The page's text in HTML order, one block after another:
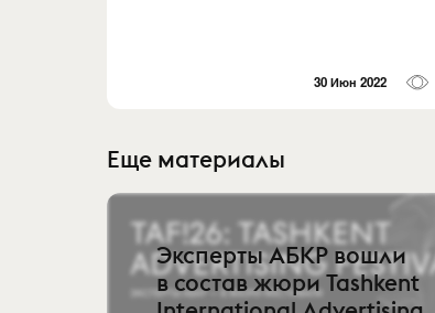
30 Июн 2022
Еще материалы
Эксперты АБКР вошли
в состав жюри Tashkent